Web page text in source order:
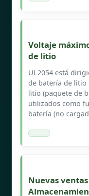
Voltaje
de litio
UL2054 está
de batería de litio
litio (paquete de
utilizados como
batería (no
Nuevas